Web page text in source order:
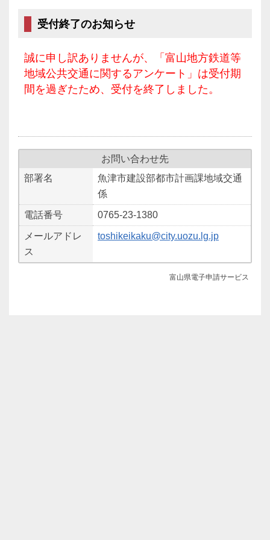
受付終了のお知らせ
誠に申し訳ありませんが、「富山地方鉄道等
地域公共交通に関するアンケート」は受付期
間を過ぎたため、受付を終了しました。
お問い合わせ先
部署名
魚津市建設部都市計画課地域交通
係
電話番号 0765-23-1380
メールアドレ
ス
toshikeikaku@city.uozu.lg.jp
富山県電子申請サービス